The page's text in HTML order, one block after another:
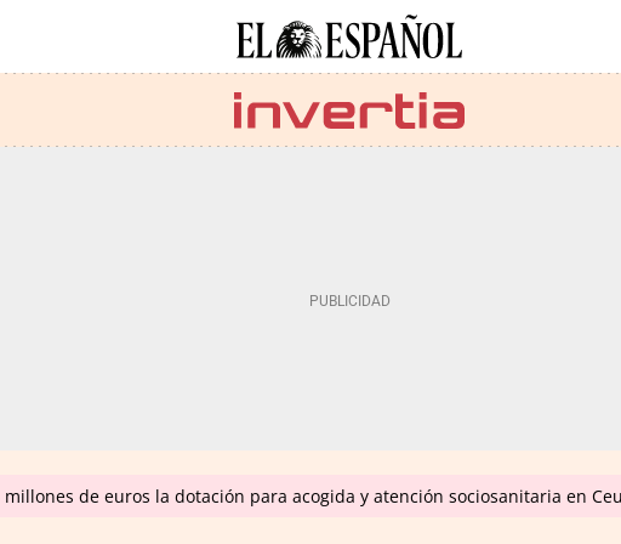
de euros la dotación para acogida y atención sociosanitaria en